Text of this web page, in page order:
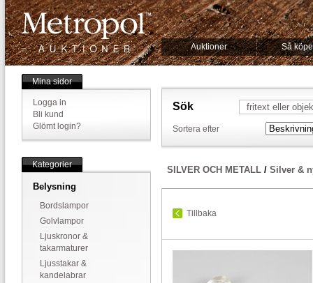
Auktioner Så
Mina sidor
Logga in
Bli kund
Glömt login?
Kategorier
Belysning
Bordslampor
Golvlampor
Ljuskronor &
takarmaturer
Ljusstakar &
kandelabrar
Sök
Sortera efter
SILVER OCH METALL / Silver &
Tillbaka